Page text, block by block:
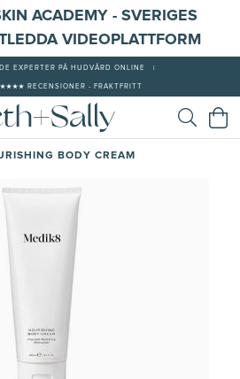
ACADEMY - SVERIGES
VIDEOPLATTFORM
EXPERTER PÅ HUDVÅRD ONLINE
RECENSIONER - FRAKTFRITT
BODY CREAM